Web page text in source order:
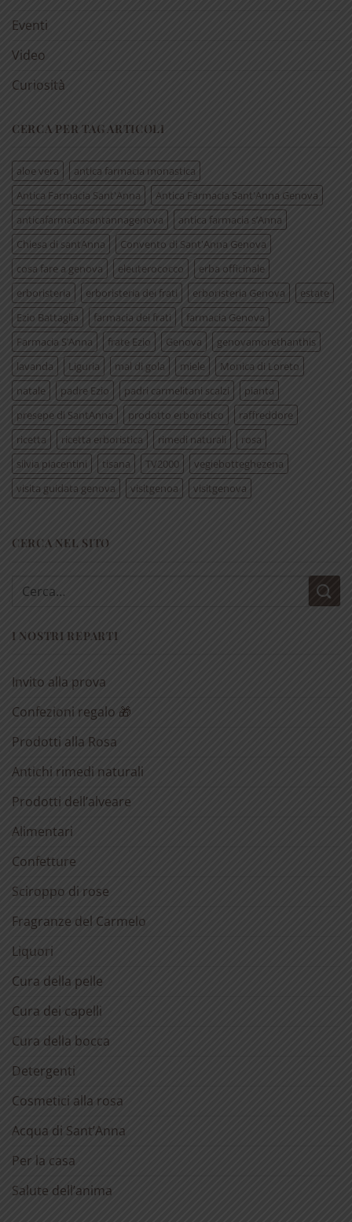
Eventi
Video
Curiosità
CERCA PER TAG ARTICOLI
aloe vera
antica farmacia monastica
Antica Farmacia Sant'Anna
Antica Farmacia Sant'Anna Genova
anticafarmaciasantannagenova
antica farmacia s’Anna
Chiesa di santAnna
Convento di Sant'Anna Genova
cosa fare a genova
eleuterococco
erba officinale
erboristeria
erboristeria dei frati erboristeria Genova
estate
Ezio Battaglia
farmacia dei frati
farmacia Genova
Farmacia S’Anna
frate Ezio Genova
genovamorethanthis
lavanda
Liguria mal di gola miele
Monica di Loreto
natale
padre Ezio padri carmelitani scalzi
pianta
presepe di SantAnna
prodotto erboristico
raffreddore
ricetta
ricetta erboristica rimedi naturali
rosa
silvia piacentini
tisana TV2000
vegiebotteghezena
visita guidata genova
visitgenoa visitgenova
CERCA NEL SITO
Cerca:
I NOSTRI REPARTI
Invito alla prova
Confezioni regalo 🎁
Prodotti alla Rosa
Antichi rimedi naturali
Prodotti dell’alveare
Alimentari
Confetture
Sciroppo di rose
Fragranze del Carmelo
Liquori
Cura della pelle
Cura dei capelli
Cura della bocca
Detergenti
Cosmetici alla rosa
Acqua di Sant’Anna
Per la casa
Salute dell’anima